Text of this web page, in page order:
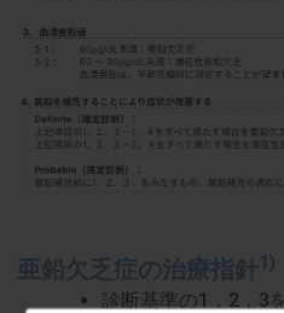
亜鉛欠乏症の治療指針1)
診断基準の1，2，3